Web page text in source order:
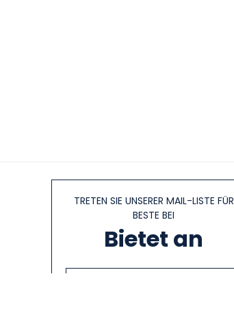
TRETEN SIE UNSERER MAIL-LISTE FÜR
BESTE BEI
Bietet an